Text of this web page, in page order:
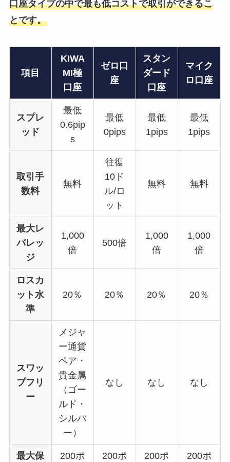
口座タイプの中で最も低コストで取引ができるこ
とです。
項目
KIWA
MI極
口座
ゼロ口
座
スタン
ダード
口座
マイク
ロ口座
スプレ
ッド
最低
0.6pip
s
最低
0pips
最低
1pips
最低
1pips
取引手
数料
無料
往復
10ド
ル/ロ
ット
無料 無料
最大レ
バレッ
ジ
1,000
倍
500倍
1,000
倍
1,000
倍
ロスカ
ット水
準
20％ 20％ 20％ 20％
スワッ
プフリ
ー
メジャ
ー通貨
ペア・
貴金属
（ゴー
ルド・
シルバ
ー）
なし なし なし
最大保
200ポ
200ポ
200ポ
200ポ